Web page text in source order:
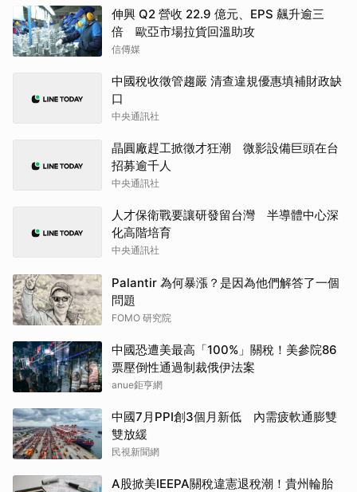
伸興 Q2 營收 22.9 億元、EPS 飆升逾三
倍 歐亞市場拉貨回溫助攻
信傳媒
中國稅收徵管趨嚴 清查違規優惠填補財政缺
口
中央通訊社
晶圓廠趕工掀徵才狂潮 微影設備巨頭在台
招募逾千人
中央通訊社
人才保衛戰要讓研發留台灣 半導體中心深
化高階培育
中央通訊社
Palantir 為何暴漲？是因為他們解答了一個
問題
FOMO 研究院
中國恐遭美最高「100%」關稅！美參院86
票壓倒性通過制裁俄伊法案
anue鉅亨網
中國7月PPI創3個月新低 內需疲軟通膨雙
雙放緩
民視新聞網
A股掀美IEEPA關稅違憲退稅潮！貴州輪胎